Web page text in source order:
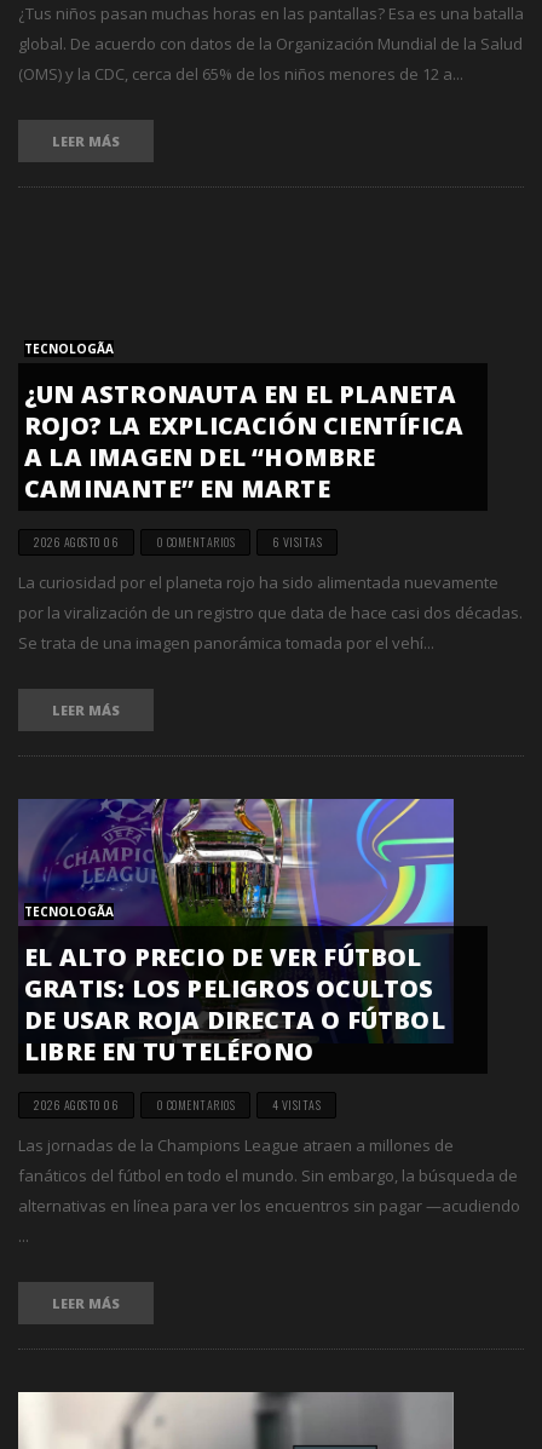
¿Tus niños pasan muchas horas en las pantallas? Esa es una batalla
global. De acuerdo con datos de la Organización Mundial de la Salud
(OMS) y la CDC, cerca del 65% de los niños menores de 12 a...
LEER MÁS
TECNOLOGÃ­A
¿UN ASTRONAUTA EN EL PLANETA
ROJO? LA EXPLICACIÓN CIENTÍFICA
A LA IMAGEN DEL “HOMBRE
CAMINANTE” EN MARTE
2026 AGOSTO 06 0 COMENTARIOS 6 VISITAS
La curiosidad por el planeta rojo ha sido alimentada nuevamente
por la viralización de un registro que data de hace casi dos décadas.
Se trata de una imagen panorámica tomada por el vehí...
LEER MÁS
TECNOLOGÃ­A
EL ALTO PRECIO DE VER FÚTBOL
GRATIS: LOS PELIGROS OCULTOS
DE USAR ROJA DIRECTA O FÚTBOL
LIBRE EN TU TELÉFONO
2026 AGOSTO 06 0 COMENTARIOS 4 VISITAS
Las jornadas de la Champions League atraen a millones de
fanáticos del fútbol en todo el mundo. Sin embargo, la búsqueda de
alternativas en línea para ver los encuentros sin pagar —acudiendo
...
LEER MÁS